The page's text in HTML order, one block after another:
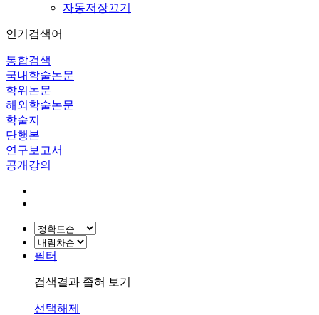
자동저장끄기
인기검색어
통합검색
국내학술논문
학위논문
해외학술논문
학술지
단행본
연구보고서
공개강의
필터
검색결과 좁혀 보기
선택해제